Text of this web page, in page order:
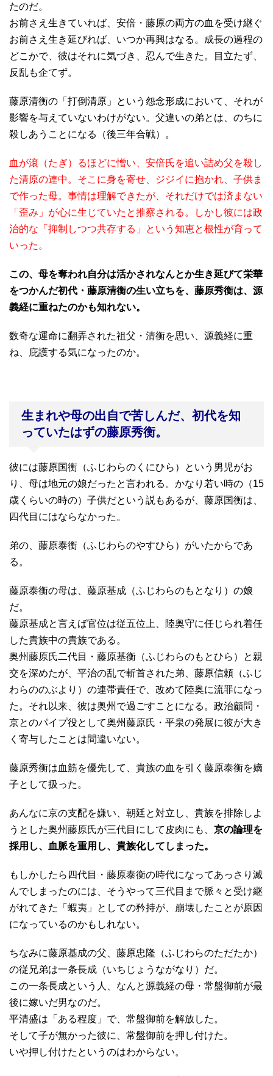
たのだ。
お前さえ生きていれば、安倍・藤原の両方の血を受け継ぐ
お前さえ生き延びれば、いつか再興はなる。成長の過程の
どこかで、彼はそれに気づき、忍んで生きた。目立たず、
反乱も企てず。
藤原清衡の「打倒清原」という怨念形成において、それが
影響を与えていないわけがない。父違いの弟とは、のちに
殺しあうことになる（後三年合戦）。
血が滾（たぎ）るほどに憎い、安倍氏を追い詰め父を殺し
た清原の連中。そこに身を寄せ、ジジイに抱かれ、子供ま
で作った母。事情は理解できたが、それだけでは済まない
「歪み」が心に生じていたと推察される。しかし彼には政
治的な「抑制しつつ共存する」という知恵と根性が育って
いった。
この、母を奪われ自分は活かされなんとか生き延びて栄華
をつかんだ初代・藤原清衡の生い立ちを、藤原秀衡は、源
義経に重ねたのかも知れない。
数奇な運命に翻弄された祖父・清衡を思い、源義経に重
ね、庇護する気になったのか。
生まれや母の出自で苦しんだ、初代を知
っていたはずの藤原秀衡。
彼には藤原国衡（ふじわらのくにひら）という男児がお
り、母は地元の娘だったと言われる。かなり若い時の（15
歳くらいの時の）子供だという説もあるが、藤原国衡は、
四代目にはならなかった。
弟の、藤原泰衡（ふじわらのやすひら）がいたからであ
る。
藤原泰衡の母は、藤原基成（ふじわらのもとなり）の娘
だ。
藤原基成と言えば官位は従五位上、陸奥守に任じられ着任
した貴族中の貴族である。
奥州藤原氏二代目・藤原基衡（ふじわらのもとひら）と親
交を深めたが、平治の乱で斬首された弟、藤原信頼（ふじ
わらののぶより）の連帯責任で、改めて陸奥に流罪になっ
た。それ以来、彼は奥州で過ごすことになる。政治顧問・
京とのパイプ役として奥州藤原氏・平泉の発展に彼が大き
く寄与したことは間違いない。
藤原秀衡は血筋を優先して、貴族の血を引く藤原泰衡を嫡
子として扱った。
あんなに京の支配を嫌い、朝廷と対立し、貴族を排除しよ
うとした奥州藤原氏が三代目にして皮肉にも、 京の論理を
採用し、血脈を重用し、貴族化してしまった。
もしかしたら四代目・藤原泰衡の時代になってあっさり滅
んでしまったのには、そうやって三代目まで脈々と受け継
がれてきた「蝦夷」としての矜持が、崩壊したことが原因
になっているのかもしれない。
ちなみに藤原基成の父、藤原忠隆（ふじわらのただたか）
の従兄弟は一条長成（いちじょうながなり）だ。
この一条長成という人、なんと源義経の母・常盤御前が最
後に嫁いだ男なのだ。
平清盛は「ある程度」で、常盤御前を解放した。
そして子が無かった彼に、常盤御前を押し付けた。
いや押し付けたというのはわからない。